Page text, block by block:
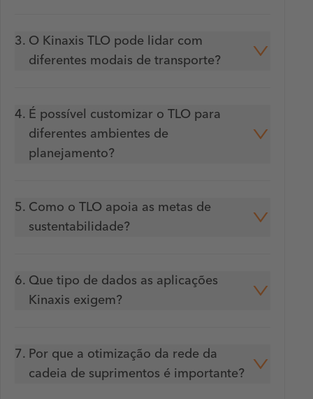
3. O Kinaxis TLO pode lidar com
diferentes modais de transporte?
4. É possível customizar o TLO para
diferentes ambientes de
planejamento?
5. Como o TLO apoia as metas de
sustentabilidade?
6. Que tipo de dados as aplicações
Kinaxis exigem?
7. Por que a otimização da rede da
cadeia de suprimentos é importante?